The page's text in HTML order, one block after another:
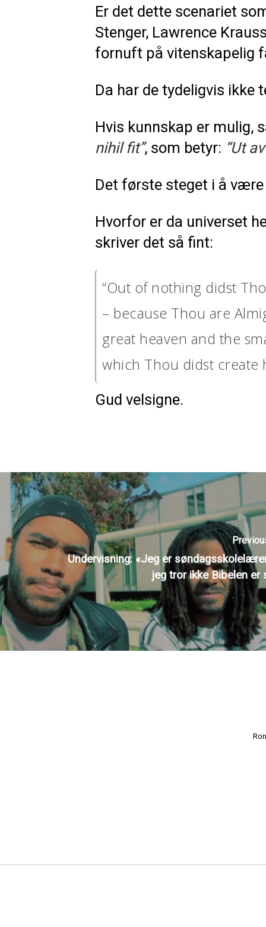
Er det dette scenariet
Stenger, Lawrence
fornuft på vitenskapelig
Da har de tydeligvis ikke
Hvis kunnskap er mulig,
nihil fit”, som betyr: “Ut
Det første steget i å
Hvorfor er da universet
skriver det så fint:
“Out of nothing didst
– because Thou are
great heaven and the
which Thou didst create
Gud velsigne.
Undervisning: «Jeg er
jeg tror ikke Bibelen er